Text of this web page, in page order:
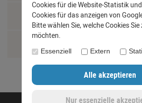
Montage und
Cookies für die Website-Statistik
Cookies für das anzeigen von
Bitte wählen Sie, welche Cookies Sie
möchten.
Essenziell Extern